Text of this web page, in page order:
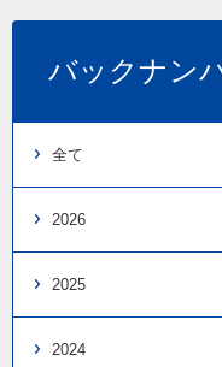
バックナン
全て
2026
2025
2024